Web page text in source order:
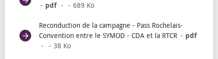
pdf 689 Ko
Reconduction de la campagne - Pass Rochelais-
Convention entre le SYMOD - CDA et la RTCR
pdf
38 Ko